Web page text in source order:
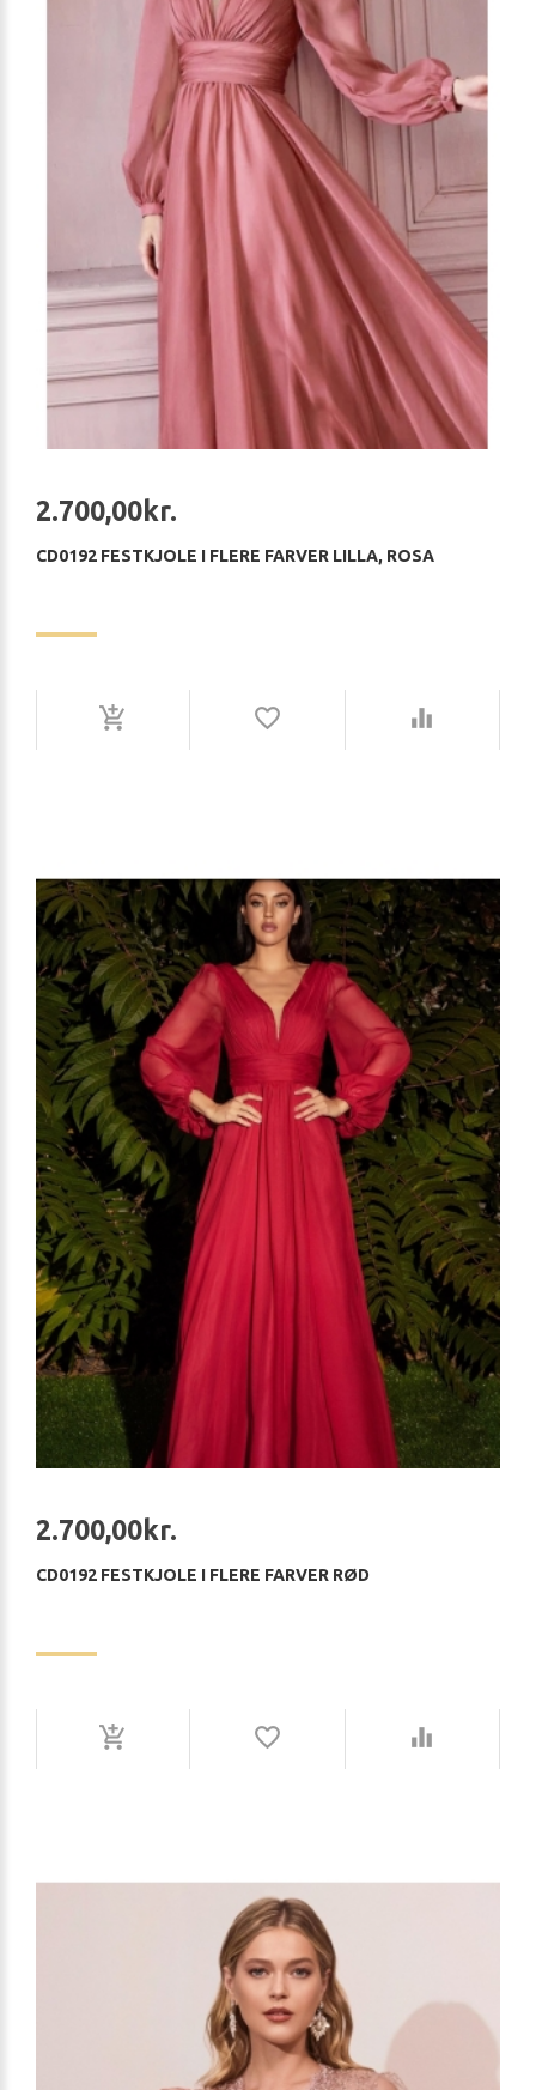
2.700,00kr.
CD0192 FESTKJOLE I FLERE FARVER LILLA, ROSA
2.700,00kr.
CD0192 FESTKJOLE I FLERE FARVER RØD